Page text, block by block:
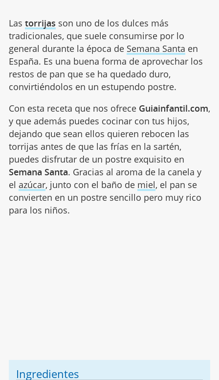
Las torrijas son uno de los dulces más
tradicionales, que suele consumirse por lo
general durante la época de Semana Santa en
España. Es una buena forma de aprovechar los
restos de pan que se ha quedado duro,
convirtiéndolos en un estupendo postre.
Con esta receta que nos ofrece Guiainfantil.com,
y que además puedes cocinar con tus hijos,
dejando que sean ellos quieren rebocen las
torrijas antes de que las frías en la sartén,
puedes disfrutar de un postre exquisito en
Semana Santa. Gracias al aroma de la canela y
el azúcar, junto con el baño de miel, el pan se
convierten en un postre sencillo pero muy rico
para los niños.
Ingredientes